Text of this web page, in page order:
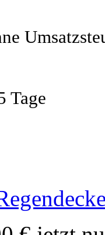
Tage